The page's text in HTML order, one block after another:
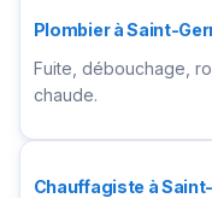
Plombier à Saint-
Fuite, débouchage,
chaude.
Chauffagiste à